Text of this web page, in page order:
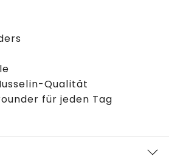
Qualität
für jeden Tag